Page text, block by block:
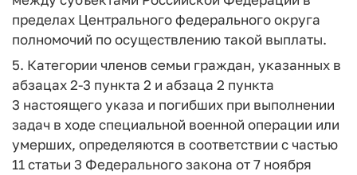
пределах Центрального федерального округа
полномочий по осуществлению такой выплаты.
5. Категории членов семьи граждан, указанных в
абзацах 2-3 пункта 2 и абзаца 2 пункта
3 настоящего указа и погибших при выполнении
задач в ходе специальной военной операции или
умерших, определяются в соответствии с частью
11 статьи 3 Федерального закона от 7 ноября